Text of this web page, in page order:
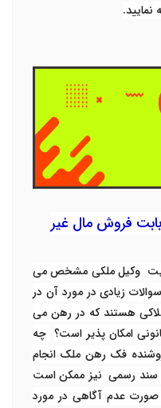
فروش مال غیر
وکیل ملکی مشخص می
زیادی در مورد آن در
هستند که در رهن می
امکان پذیر است؟ چه
فک رهن ملک انجام
سند رسمی نیز ممکن است
عدم آگاهی در مورد